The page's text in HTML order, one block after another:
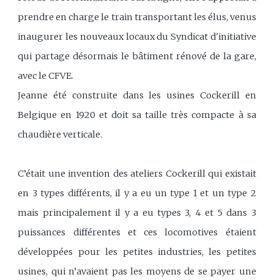
prendre en charge le train transportant les élus, venus
inaugurer les nouveaux locaux du Syndicat d'initiative
qui partage désormais le bâtiment rénové de la gare,
avec le CFVE.
Jeanne été construite dans les usines Cockerill en
Belgique en 1920 et doit sa taille très compacte à sa
chaudière verticale.
C’était une invention des ateliers Cockerill qui existait
en 3 types différents, il y a eu un type 1 et un type 2
mais principalement il y a eu types 3, 4 et 5 dans 3
puissances différentes et ces locomotives étaient
développées pour les petites industries, les petites
usines, qui n’avaient pas les moyens de se payer une